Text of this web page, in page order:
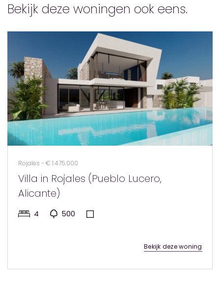
Bekijk deze woningen ook eens.
Rojales - € 1.475.000
Villa in Rojales (Pueblo Lucero,
Alicante)
4 500
Bekijk deze woning